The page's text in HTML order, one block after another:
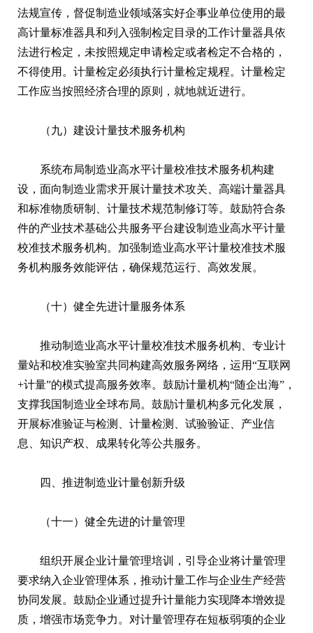
法规宣传，督促制造业领域落实好企事业单位使用的最
高计量标准器具和列入强制检定目录的工作计量器具依
法进行检定，未按照规定申请检定或者检定不合格的，
不得使用。计量检定必须执行计量检定规程。计量检定
工作应当按照经济合理的原则，就地就近进行。
（九）建设计量技术服务机构
系统布局制造业高水平计量校准技术服务机构建
设，面向制造业需求开展计量技术攻关、高端计量器具
和标准物质研制、计量技术规范制修订等。鼓励符合条
件的产业技术基础公共服务平台建设制造业高水平计量
校准技术服务机构。加强制造业高水平计量校准技术服
务机构服务效能评估，确保规范运行、高效发展。
（十）健全先进计量服务体系
推动制造业高水平计量校准技术服务机构、专业计
量站和校准实验室共同构建高效服务网络，运用“互联网
+计量”的模式提高服务效率。鼓励计量机构“随企出海”，
支撑我国制造业全球布局。鼓励计量机构多元化发展，
开展标准验证与检测、计量检测、试验验证、产业信
息、知识产权、成果转化等公共服务。
四、推进制造业计量创新升级
（十一）健全先进的计量管理
组织开展企业计量管理培训，引导企业将计量管理
要求纳入企业管理体系，推动计量工作与企业生产经营
协同发展。鼓励企业通过提升计量能力实现降本增效提
质，增强市场竞争力。对计量管理存在短板弱项的企业